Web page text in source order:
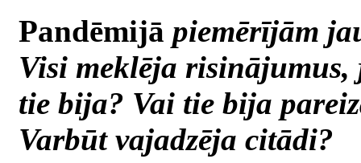
Pandēmijā piemērījām
Visi meklēja
tie bija? Vai tie bija
Varbūt vajadzēja citādi?